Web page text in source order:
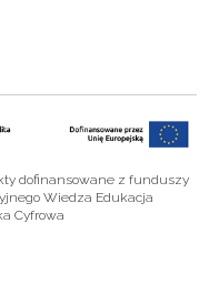
dofinansowane z funduszy
Wiedza Edukacja
Cyfrowa